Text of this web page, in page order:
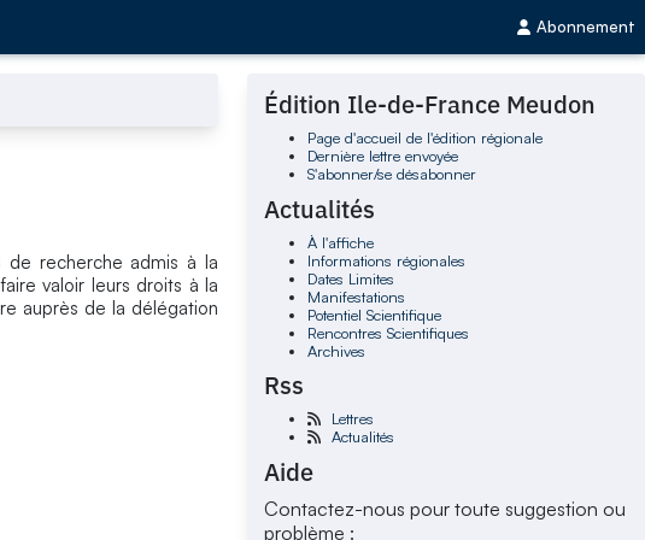
Abonnement
de recherche admis à la
valoir leurs droits à la
auprès de la délégation
Édition Ile-de-France Meudon
Page d'accueil de l'édition régionale
Dernière lettre envoyée
S'abonner/se désabonner
Actualités
À l'affiche
Informations régionales
Dates Limites
Manifestations
Potentiel Scientifique
Rencontres Scientifiques
Archives
Rss
Lettres
Actualités
Aide
Contactez-nous pour toute suggestion ou
problème :